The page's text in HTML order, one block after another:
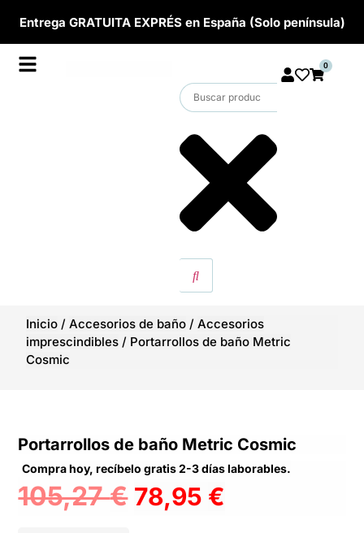
Entrega GRATUITA EXPRÉS en España (Solo península)
0
Inicio /Accesorios de baño /Accesorios
imprescindibles / Portarrollos de baño Metric
Cosmic
Portarrollos de baño Metric Cosmic
Compra hoy, recíbelo gratis 2-3 días laborables.
105,27€ 78,95 €